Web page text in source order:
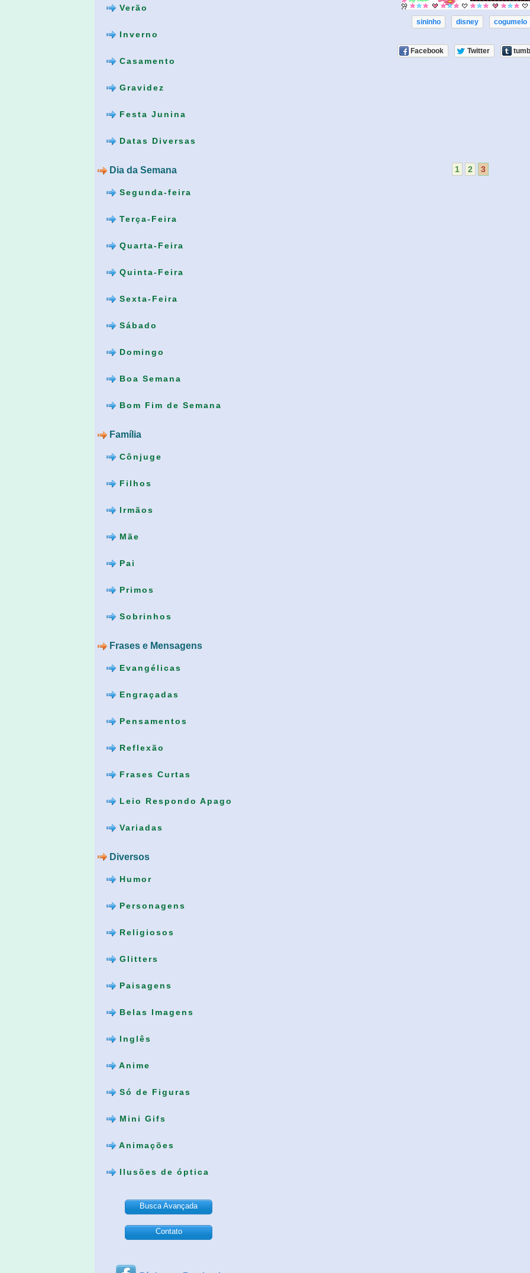
Verão
Inverno
Casamento
Gravidez
Festa Junina
Datas Diversas
Dia da Semana
Segunda-feira
Terça-Feira
Quarta-Feira
Quinta-Feira
Sexta-Feira
Sábado
Domingo
Boa Semana
Bom Fim de Semana
Família
Cônjuge
Filhos
Irmãos
Mãe
Pai
Primos
Sobrinhos
Frases e Mensagens
Evangélicas
Engraçadas
Pensamentos
Reflexão
Frases Curtas
Leio Respondo Apago
Variadas
Diversos
Humor
Personagens
Religiosos
Glitters
Paisagens
Belas Imagens
Inglês
Anime
Só de Figuras
Mini Gifs
Animações
Ilusões de óptica
Busca Avançada
Contato
sininho disney cogumelo
Facebook Twitter
1 2 3